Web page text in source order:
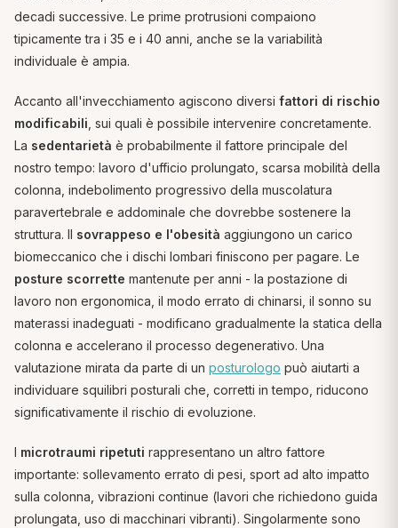
decadi successive. Le prime protrusioni compaiono
tipicamente tra i 35 e i 40 anni, anche se la variabilità
individuale è ampia.
Accanto all'invecchiamento agiscono diversi fattori di rischio
modificabili , sui quali è possibile intervenire concretamente.
La sedentarietà è probabilmente il fattore principale del
nostro tempo: lavoro d'ufficio prolungato, scarsa mobilità della
colonna, indebolimento progressivo della muscolatura
paravertebrale e addominale che dovrebbe sostenere la
struttura. Il sovrappeso e l'obesità aggiungono un carico
biomeccanico che i dischi lombari finiscono per pagare. Le
posture scorrette mantenute per anni - la postazione di
lavoro non ergonomica, il modo errato di chinarsi, il sonno su
materassi inadeguati - modificano gradualmente la statica della
colonna e accelerano il processo degenerativo. Una
valutazione mirata da parte di un posturologo può aiutarti a
individuare squilibri posturali che, corretti in tempo, riducono
significativamente il rischio di evoluzione.
I microtraumi ripetuti rappresentano un altro fattore
importante: sollevamento errato di pesi, sport ad alto impatto
sulla colonna, vibrazioni continue (lavori che richiedono guida
prolungata, uso di macchinari vibranti). Singolarmente sono